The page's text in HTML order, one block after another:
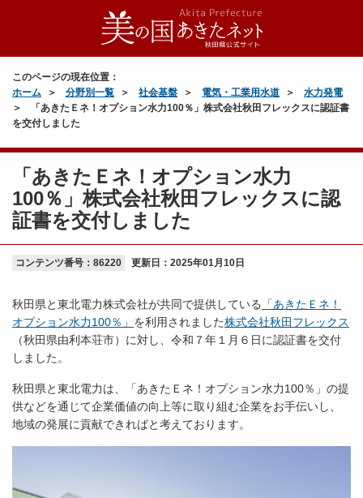
このページの現在位置：
ホーム
分野別一覧 社会基盤 電気・工業用水道
水力発電
「あきたＥネ！オプション水力100％」株式会社秋田フレックスに認証書
を交付しました
「あきたＥネ！オプション水力
100％」株式会社秋田フレックスに認
証書を交付しました
コンテンツ番号：86220 更新日： 2025年01月10日
秋田県と東北電力株式会社が共同で提供している
「あきたＥネ！
オプション水力100％」 を利用されました株式会社秋田フレックス
（秋田県由利本荘市）に対し、令和７年１月６日に認証書を交付
しました。
秋田県と東北電力は、「あきたＥネ！オプション水力100％」の提
供などを通じて企業価値の向上等に取り組む企業をお手伝いし、
地域の発展に貢献できればと考えております。